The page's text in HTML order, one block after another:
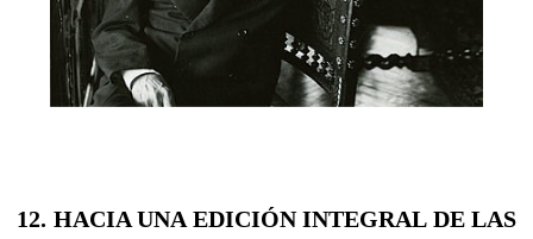
12. HACIA UNA EDICIÓN INTEGRAL DE LAS